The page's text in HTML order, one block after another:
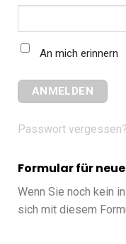
An mich erinnern
Passwort vergessen?
Formular für
Wenn Sie noch kein
sich mit diesem